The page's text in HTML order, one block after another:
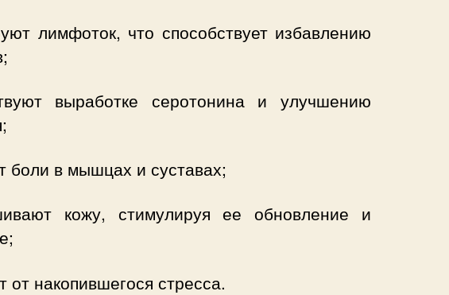
лимфоток, что способствует избавлению
выработке серотонина и улучшению
боли в мышцах и суставах;
кожу, стимулируя ее обновление и
от накопившегося стресса.